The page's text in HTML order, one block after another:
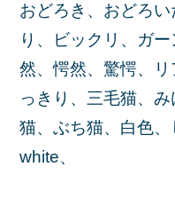
おどろき、おどろい
り、ビックリ、ガ
然、愕然、驚愕、
っきり、三毛猫、
猫、ぶち猫、白色、
white、